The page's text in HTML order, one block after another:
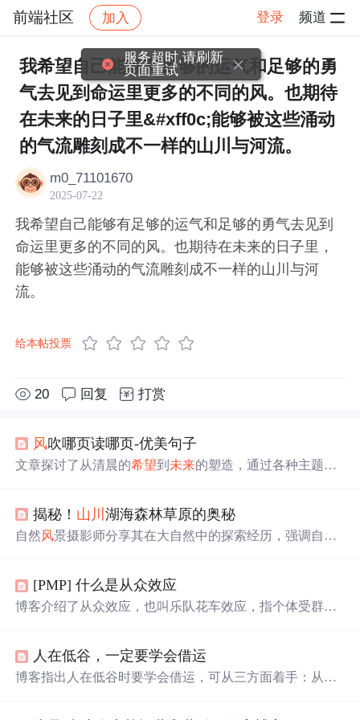
前端社区 加入 登录 频道
社区 前端社区 感慨 帖子详情
我希望自己能够有足够的运气和足够的勇
气去见到命运里更多的不同的风。也期待
在未来的日子里&#xff0c;能够被这些涌动
的气流雕刻成不一样的山川与河流。
m0_71101670
2025-07-22
我希望自己能够有足够的运气和足够的勇气去见到
命运里更多的不同的风。也期待在未来的日子里，
能够被这些涌动的气流雕刻成不一样的山川与河
流。
给本帖投票
20 回复 打赏
风吹哪页读哪页-优美句子
文章探讨了从清晨的希望到 未来的塑造，通过各种主题如
揭秘！ 山川湖海森林草原的奥秘
自然风景摄影师分享其在大自然中的探索经历，强调自然
[PMP] 什么是从众效应
博客介绍了从众效应，也叫乐队花车效应，指个体受群体
文表述的含义。
人在低谷，一定要学会借运
博客指出人在低谷时要学会借运，可从三方面着手：从书
服务超时,请刷新
页面重试